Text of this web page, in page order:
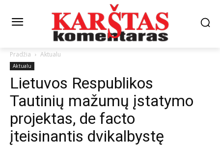
Pradžia Aktualu
Aktualu
Lietuvos Respublikos
Tautinių mažumų įstatymo
projektas, de facto
įteisinantis dvikalbystę